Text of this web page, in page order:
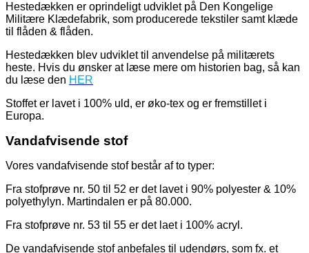
Hestedækken er oprindeligt udviklet på Den Kongelige
Militære Klædefabrik, som producerede tekstiler samt klæde
til flåden & flåden.
Hestedækken blev udviklet til anvendelse på militærets
heste. Hvis du ønsker at læse mere om historien bag, så kan
du læse den HER
Stoffet er lavet i 100% uld, er øko-tex og er fremstillet i
Europa.
Vandafvisende stof
Vores vandafvisende stof består af to typer:
Fra stofprøve nr. 50 til 52 er det lavet i 90% polyester & 10%
polyethylyn. Martindalen er på 80.000.
Fra stofprøve nr. 53 til 55 er det laet i 100% acryl.
De vandafvisende stof anbefales til udendørs, som fx. et